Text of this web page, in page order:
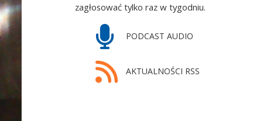
zagłosować tylko raz w tygodniu.
PODCAST AUDIO
AKTUALNOŚCI RSS